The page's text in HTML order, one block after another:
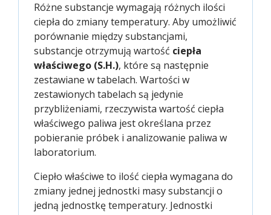
Różne substancje wymagają różnych ilości
ciepła do zmiany temperatury. Aby umożliwić
porównanie między substancjami,
substancje otrzymują wartość ciepła
właściwego (S.H.), które są następnie
zestawiane w tabelach. Wartości w
zestawionych tabelach są jedynie
przybliżeniami, rzeczywista wartość ciepła
właściwego paliwa jest określana przez
pobieranie próbek i analizowanie paliwa w
laboratorium.
Ciepło właściwe to ilość ciepła wymagana do
zmiany jednej jednostki masy substancji o
jedną jednostkę temperatury. Jednostki